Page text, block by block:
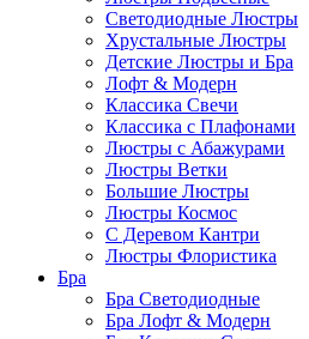
Светодиодные Люстры
Хрустальные Люстры
Детские Люстры и Бра
Лофт & Модерн
Классика Свечи
Классика с Плафонами
Люстры с Абажурами
Люстры Ветки
Большие Люстры
Люстры Космос
С Деревом Кантри
Люстры Флористика
Бра
Бра Светодиодные
Бра Лофт & Модерн